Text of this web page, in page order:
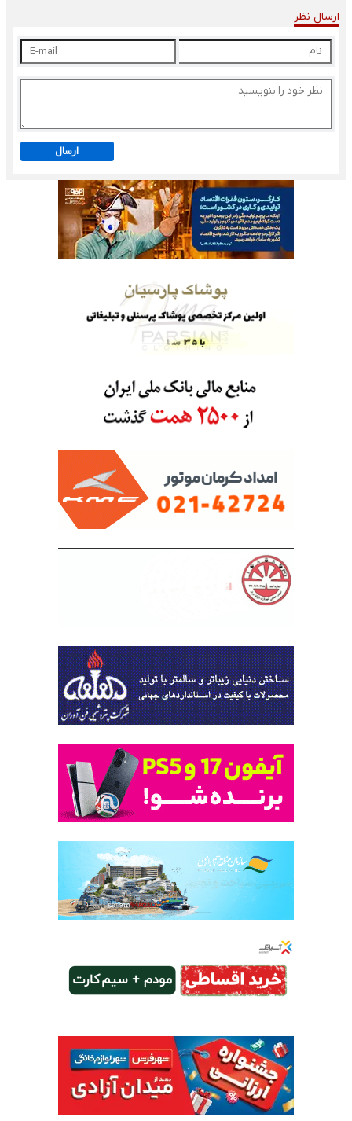
ارسال نظر
ارسال